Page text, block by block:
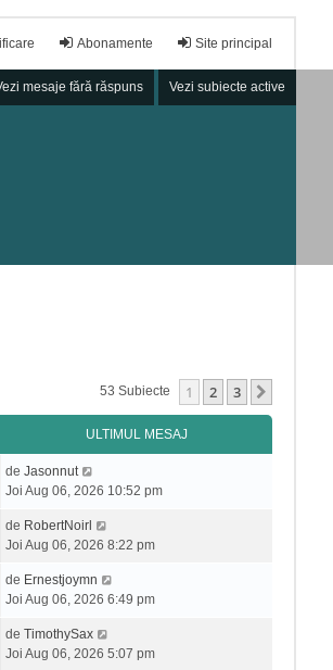
Site principal
Abonamente
mesaje fără răspuns Vezi subiecte active
53 Subiecte 1 2 3
ULTIMUL MESAJ
de Jasonnut
Joi Aug 06, 2026 10:52 pm
de RobertNoirl
Joi Aug 06, 2026 8:22 pm
de Ernestjoymn
Joi Aug 06, 2026 6:49 pm
de TimothySax
Joi Aug 06, 2026 5:07 pm